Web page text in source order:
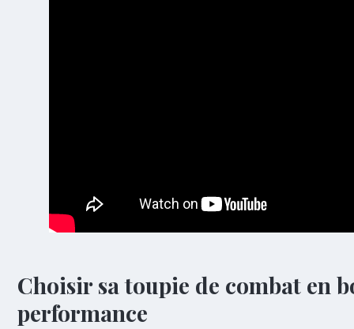
Choisir sa toupie de combat en
performance